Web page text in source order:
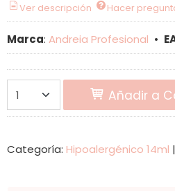
Ver descripción Hacer
Marca: Andreia Profesional •
Añadir a
Categoría: Hipoalergénico 14ml |